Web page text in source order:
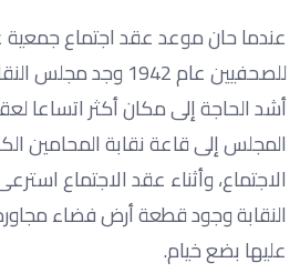
عندما حان موعد عقد اجتماع
للصحفيين عام 1942
‏أشد‏ ‏الحاجة‏ ‏إلى‏ ‏مكان‏ ‏أكثر‏ اتساعا
المجلس ‏إلى‏ ‏قاعة‏ ‏نقابة‏ ‏المحامين‏
‏الاجتماع،‏ ‏وأثناء‏ ‏عقد‏ ‏الاجتماع‏
‏النقابة‏ ‏وجود‏ ‏قطعة‏ ‏أرض‏ ‏فضاء‏
‏عليها‏ ‏بضع‏ ‏خيام‏.‏